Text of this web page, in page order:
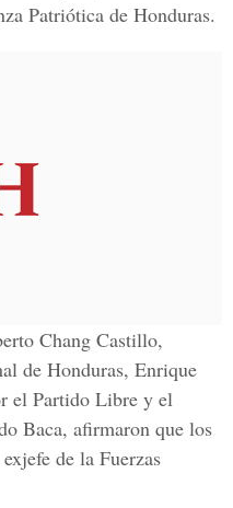
Patriótica de Honduras.
Chang Castillo,
de Honduras, Enrique
el Partido Libre y el
Baca, afirmaron que los
de la Fuerzas